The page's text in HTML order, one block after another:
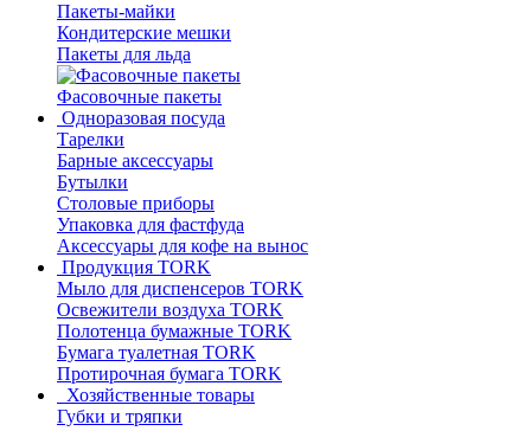
Пакеты-майки
Кондитерские мешки
Пакеты для льда
Фасовочные пакеты
Одноразовая посуда
Тарелки
Барные аксессуары
Бутылки
Столовые приборы
Упаковка для фастфуда
Аксессуары для кофе на вынос
Продукция TORK
Мыло для диспенсеров TORK
Освежители воздуха TORK
Полотенца бумажные TORK
Бумага туалетная TORK
Протирочная бумага TORK
Хозяйственные товары
Губки и тряпки